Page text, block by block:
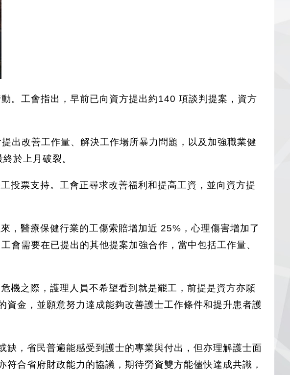
。工會指出，早前已向資方提出約140 項談判提案，資方
出改善工作量、解決工作場所暴力問題，以及加強職業健
於上月破裂。
投票支持。工會正尋求改善福利和提高工資，並向資方提
，醫療保健行業的工傷索賠增加近 25%，心理傷害增加了
會需要在已提出的其他提案加強合作，當中包括工作量、
機之際，護理人員不希望看到就是罷工，前提是資方亦願
金，並願意努力達成能夠改善護士工作條件和提升患者護
，省民普遍能感受到護士的專業與付出，但亦理解護士面
合省府財政能力的協議，期待勞資雙方能儘快達成共識，